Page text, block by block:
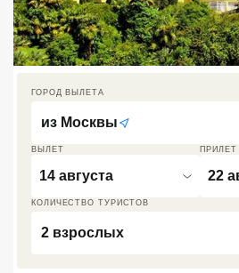
ВЫЛЕТ
14 августа
ПРИЛЕТ
22
КОЛИЧЕСТВО ТУРИСТОВ
2 взрослых
ГОРОД ВЫЛЕТА
из Москвы
5*
Лучшие отели 4* звезды
звезды
Недорогие отели 3*